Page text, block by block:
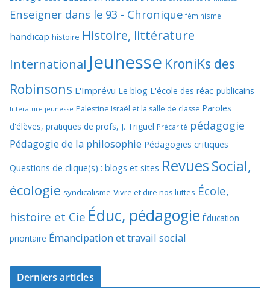
Enseigner dans le 93 - Chronique féminisme
handicap histoire Histoire, littérature
International Jeunesse KroniKs des
Robinsons L'Imprévu Le blog L'école des réac-publicains
littérature jeunesse Palestine Israël et la salle de classe Paroles
d'élèves, pratiques de profs, J. Triguel Précarité pédagogie
Pédagogie de la philosophie Pédagogies critiques
Questions de clique(s) : blogs et sites RevuesSocial,
écologie syndicalisme Vivre et dire nos luttes École,
histoire et Cie Éduc, pédagogie Éducation
prioritaire Émancipation et travail social
Derniers articles